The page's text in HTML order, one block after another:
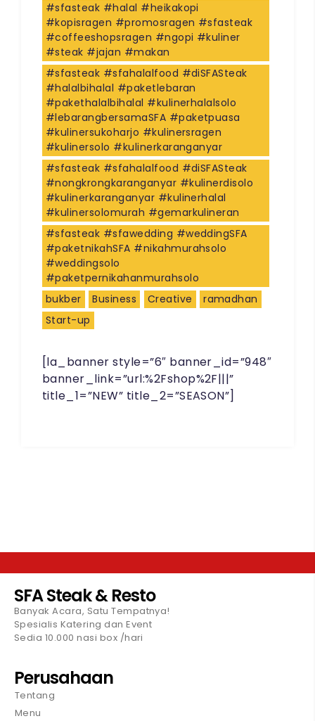
#sfasteak #halal #heikakopi
#kopisragen #promosragen #sfasteak
#coffeeshopsragen #ngopi #kuliner
#steak #jajan #makan
#sfasteak #sfahalalfood #diSFASteak
#halalbihalal #paketlebaran
#pakethalalbihalal #kulinerhalalsolo
#lebarangbersamaSFA #paketpuasa
#kulinersukoharjo #kulinersragen
#kulinersolo #kulinerkaranganyar
#sfasteak #sfahalalfood #diSFASteak
#nongkrongkaranganyar #kulinerdisolo
#kulinerkaranganyar #kulinerhalal
#kulinersolomurah #gemarkulineran
#sfasteak #sfawedding #weddingSFA
#paketnikahSFA #nikahmurahsolo
#weddingsolo
#paketpernikahanmurahsolo
bukber
Business Creative
ramadhan
Start-up
[la_banner style=”6″ banner_id=”948″
banner_link=”url:%2Fshop%2F|||”
title_1=”NEW” title_2=”SEASON”]
SFA Steak & Resto
Banyak Acara, Satu Tempatnya!
Spesialis Katering dan Event
Sedia 10.000 nasi box /hari
Perusahaan
Tentang
Menu